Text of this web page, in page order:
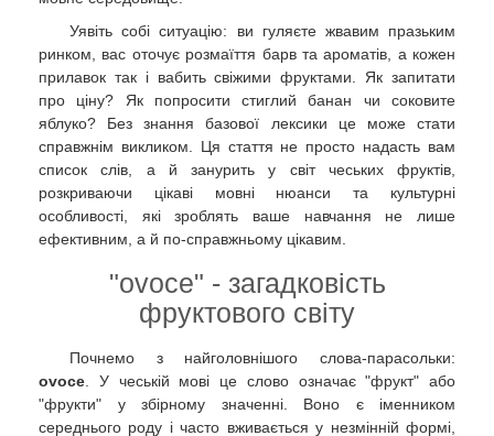
Уявіть собі ситуацію: ви гуляєте жвавим празьким
ринком, вас оточує розмаїття барв та ароматів, а кожен
прилавок так і вабить свіжими фруктами. Як запитати
про ціну? Як попросити стиглий банан чи соковите
яблуко? Без знання базової лексики це може стати
справжнім викликом. Ця стаття не просто надасть вам
список слів, а й занурить у світ чеських фруктів,
розкриваючи цікаві мовні нюанси та культурні
особливості, які зроблять ваше навчання не лише
ефективним, а й по-справжньому цікавим.
"ovoce" - загадковість
фруктового світу
Почнемо з найголовнішого слова-парасольки:
ovoce . У чеській мові це слово означає "фрукт" або
"фрукти" у збірному значенні. Воно є іменником
середнього роду і часто вживається у незмінній формі,